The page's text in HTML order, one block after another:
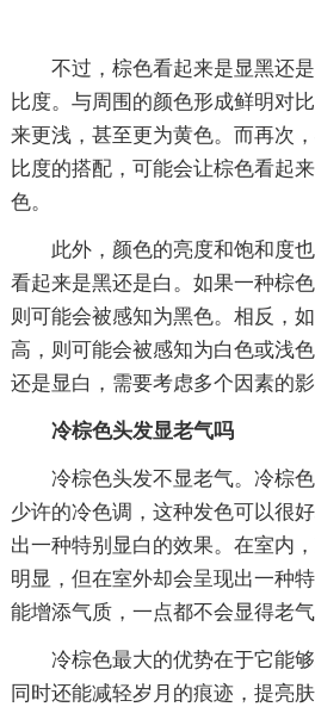
不过，棕色看起来是显黑还
比度。与周围的颜色形成鲜明对
来更浅，甚至更为黄色。而再次
比度的搭配，可能会让棕色看起
色。
此外，颜色的亮度和饱和度
看起来是黑还是白。如果一种棕
则可能会被感知为黑色。相反，
高，则可能会被感知为白色或浅
还是显白，需要考虑多个因素的影
冷棕色头发显老气吗
冷棕色头发不显老气。冷棕
少许的冷色调，这种发色可以很
出一种特别显白的效果。在室内
明显，但在室外却会呈现出一种
能增添气质，一点都不会显得老气
冷棕色最大的优势在于它能
同时还能减轻岁月的痕迹，提亮